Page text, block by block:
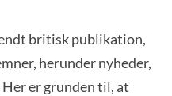
britisk publikation,
herunder nyheder,
er grunden til, at